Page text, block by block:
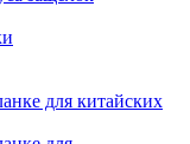
для китайских